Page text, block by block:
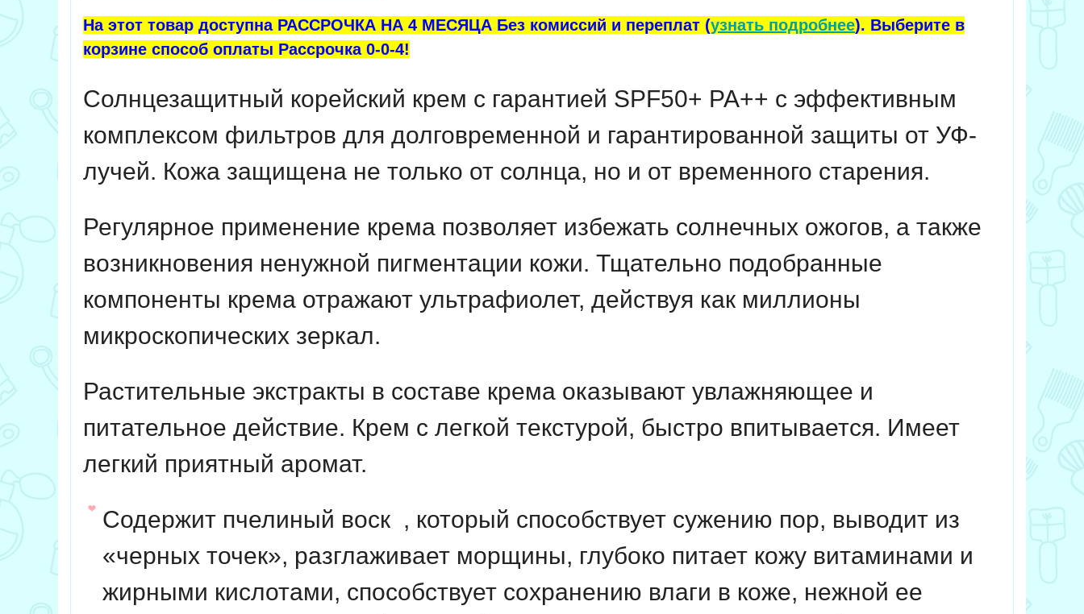
На этот товар доступна РАССРОЧКА НА 4 МЕСЯЦА Без комиссий и переплат (узнать подробнее). Выберите в
корзине способ оплаты Рассрочка 0-0-4!
Солнцезащитный корейский крем с гарантией SPF50+ PA++ с эффективным
комплексом фильтров для долговременной и гарантированной защиты от УФ-
лучей. Кожа защищена не только от солнца, но и от временного старения.
Регулярное применение крема позволяет избежать солнечных ожогов, а также
возникновения ненужной пигментации кожи. Тщательно подобранные
компоненты крема отражают ультрафиолет, действуя как миллионы
микроскопических зеркал.
Растительные экстракты в составе крема оказывают увлажняющее и
питательное действие. Крем с легкой текстурой, быстро впитывается. Имеет
легкий приятный аромат.
Содержит пчелиный воск , который способствует сужению пор, выводит из
«черных точек», разглаживает морщины, глубоко питает кожу витаминами и
жирными кислотами, способствует сохранению влаги в коже, нежной ее